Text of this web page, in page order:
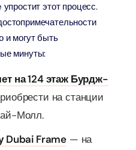
этот процесс.
и могут быть
минуты:
на 124 этаж Бурдж-
на станции
Молл.
Dubai Frame — на